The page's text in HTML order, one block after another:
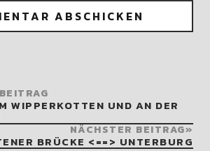
WIPPERKOTTEN UND AN DER
NÄCHSTER BEITRAG
BRÜCKE <==> UNTERBURG